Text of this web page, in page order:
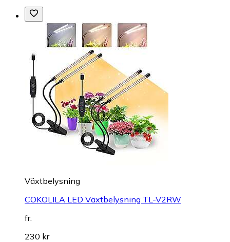
Växtbelysning
COKOLILA LED Växtbelysning TL-V2RW
fr.
230 kr